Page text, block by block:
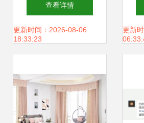
装教程，收藏不亏
查看详情
更新时间：2026-08-06
18:33:23
更新